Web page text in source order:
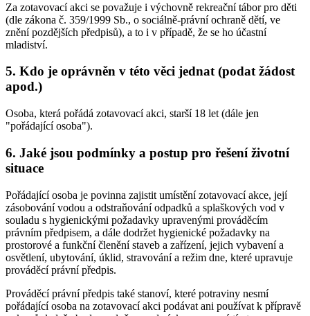
Za zotavovací akci se považuje i výchovně rekreační tábor pro děti
(dle zákona č. 359/1999 Sb., o sociálně-právní ochraně dětí, ve
znění pozdějších předpisů), a to i v případě, že se ho účastní
mladiství.
5. Kdo je oprávněn v této věci jednat (podat žádost
apod.)
Osoba, která pořádá zotavovací akci, starší 18 let (dále jen
"pořádající osoba").
6. Jaké jsou podmínky a postup pro řešení životní
situace
Pořádající osoba je povinna zajistit umístění zotavovací akce, její
zásobování vodou a odstraňování odpadků a splaškových vod v
souladu s hygienickými požadavky upravenými prováděcím
právním předpisem, a dále dodržet hygienické požadavky na
prostorové a funkční členění staveb a zařízení, jejich vybavení a
osvětlení, ubytování, úklid, stravování a režim dne, které upravuje
prováděcí právní předpis.
Prováděcí právní předpis také stanoví, které potraviny nesmí
pořádající osoba na zotavovací akci podávat ani používat k přípravě